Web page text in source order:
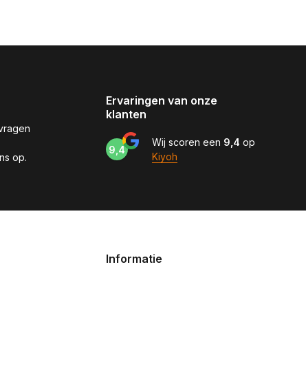
op.
Ervaringen van onze
klanten
9,4
Wij scoren een 9,4 op
Kiyoh
Informatie